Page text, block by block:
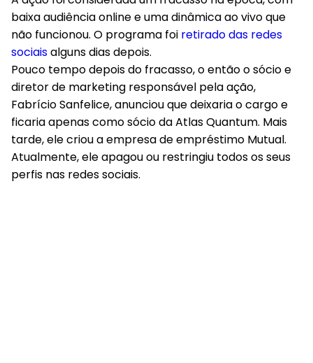
baixa audiência online e uma dinâmica ao vivo que
não funcionou. O programa foi retirado das redes
sociaisalguns dias depois.
Pouco tempo depois do fracasso, o então o sócio e
diretor de marketing responsável pela ação,
Fabrício Sanfelice, anunciou que deixaria o cargo e
ficaria apenas como sócio da Atlas Quantum. Mais
tarde, ele criou a empresa de empréstimo Mutual.
Atualmente, ele apagou ou restringiu todos os seus
perfis nas redes sociais.